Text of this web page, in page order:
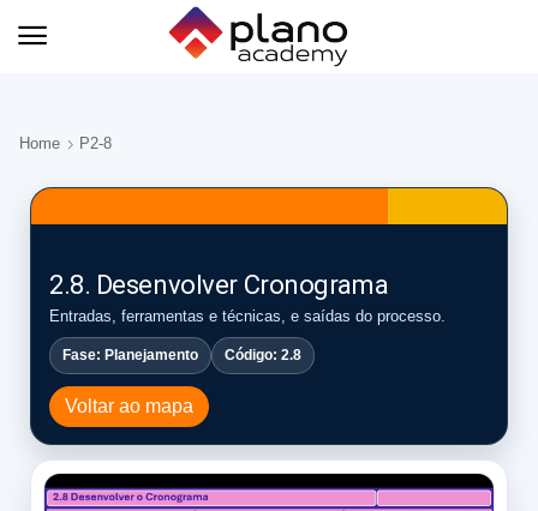
Home P2-8
2.8. Desenvolver Cronograma
Entradas, ferramentas e técnicas, e saídas do processo.
Fase: Planejamento Código: 2.8
Voltar ao mapa